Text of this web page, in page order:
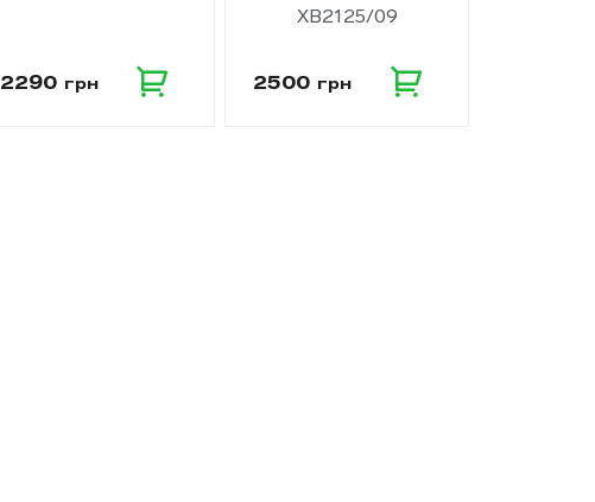
2290 грн
XB2125/09
2500 грн